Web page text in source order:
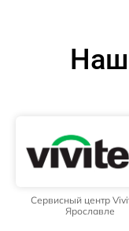
Сервисный центр
Ярославле